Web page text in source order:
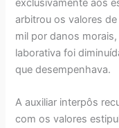
arbitrou os valores
mil por danos
laborativa foi
que desempenhava.
A auxiliar interpôs
com os valores